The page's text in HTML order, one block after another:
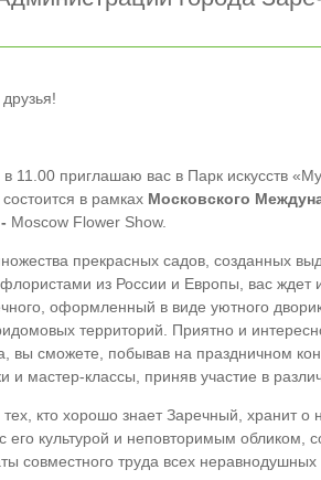
11.00 приглашаю вас в Парк искусств
в рамках Московского
Moscow Flower Show.
прекрасных садов, созданных
из России и Европы, вас ждет
оформленный в виде уютного
территорий. Приятно и
вы сможете, побывав на праздничном
и мастер-классы, приняв участие в
кто хорошо знает Заречный, хранит
его культурой и неповторимым обликом,
совместного труда всех неравнодушных